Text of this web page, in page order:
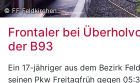
© FF Feldkirchen
Frontaler bei
der B93
Ein 17-jähriger aus dem Bezirk
seinen Pkw Freitagfrüh gegen